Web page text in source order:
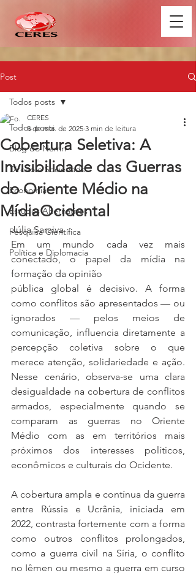
Post
Todos posts
Blog do Nemri
Direito e Sociedade
Economia
Estudos Alternativos
Pesquisa Científica
Política e Diplomacia
Todos posts
Cobertura Seletiva: A
Invisibilidade das Guerras
do Oriente Médio na
MídiaOcidental
CERES
5 de mai. de 2025 3 min de leitura
Júlia Saraiva
Em um mundo cada vez mais
conectado, o papel da mídia na
formação da opinião
pública global é decisivo. A forma
como conflitos são apresentados — ou
ignorados — pelos meios de
comunicação, influencia diretamente a
percepção coletiva sobre o que
merece atenção, solidariedade e ação.
Nesse cenário, observa-se uma clara
desigualdade na cobertura de conflitos
armados, especialmente quando se
comparam as guerras no Oriente
Médio com as em territórios mais
próximos dos interesses políticos,
econômicos e culturais do Ocidente.
A cobertura ampla e contínua da guerra
entre Rússia e Ucrânia, iniciada em
2022, contrasta fortemente com a forma
como outros conflitos prolongados,
como a guerra civil na Síria, o conflito
no Iêmen ou mesmo a guerra em curso